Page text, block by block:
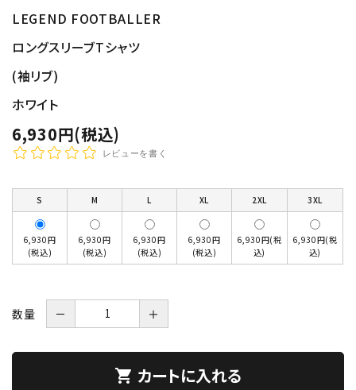
LEGEND FOOTBALLER
ロングスリーブTシャツ
(袖リブ)
ホワイト
6,930円(税込)
レビューを書く
S M L XL 2XL 3XL
6,930円
(税込)
6,930円
(税込)
6,930円
(税込)
6,930円
(税込)
6,930円(税
込)
6,930円(税
込)
数量 － ＋
shopping_cart カートに入れる